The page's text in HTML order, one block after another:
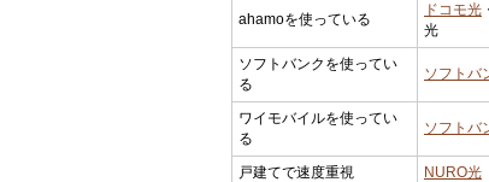
ahamoを使っている
ドコモ光
光
ソフトバンクを使ってい
る
ソフトバ
ワイモバイルを使ってい
る
ソフトバ
戸建てで速度重視 NURO光